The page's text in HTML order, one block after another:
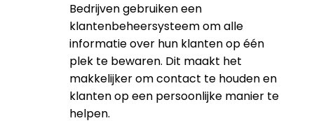
Bedrijven gebruiken een
klantenbeheersysteem om alle
informatie over hun klanten op één
plek te bewaren. Dit maakt het
makkelijker om contact te houden en
klanten op een persoonlijke manier te
helpen.